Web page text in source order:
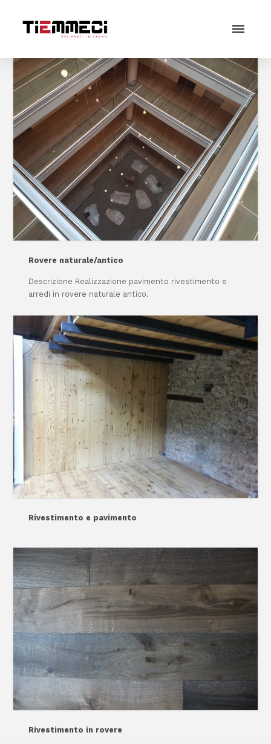
Rovere naturale/antico
Descrizione Realizzazione pavimento rivestimento e
arredi in rovere naturale antico.
Rivestimento e pavimento
Rivestimento in rovere